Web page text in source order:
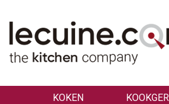
KOKEN